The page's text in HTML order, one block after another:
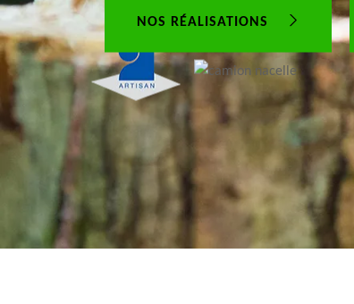
NOS RÉALISATIONS